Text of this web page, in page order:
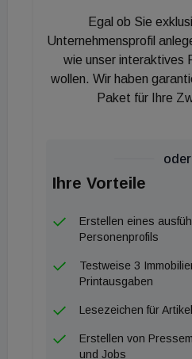
Bereich Wasserstoff
nah an den von uns
Katrin Bucher,
neuen Standort intensiviert
den Kontakt zu ihren
Schulbaumaßnahmen
Egal ob Sie
Unternehmensprofil
wie unser interaktives
wollen. Wir haben
Paket für Ihre
oder
Ihre Vorteile
Erstellen eines
Personenprofils
Testweise 3
Printausgaben
Lesezeichen für
Erstellen von
und Jobs